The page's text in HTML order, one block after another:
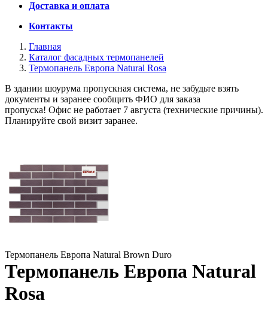
Доставка и оплата
Контакты
Главная
Каталог фасадных термопанелей
Термопанель Европа Natural Rosa
В здании шоурума пропускная система, не забудьте взять
документы и заранее сообщить ФИО для заказа
пропуска! Офис не работает 7 августа (технические причины).
Планируйте свой визит заранее.
Термопанель Европа Natural Brown Duro
Термопанель Европа Natural
Rosa